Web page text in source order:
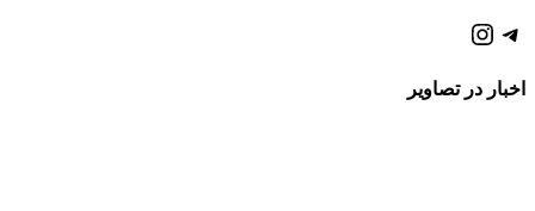
كانال تلگرام باشگاه
صفحه اينستاگرام باشگاه
اخبار در تصاویر